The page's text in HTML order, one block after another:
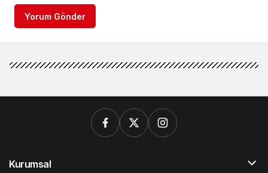
Yorum Gönder
Kurumsal